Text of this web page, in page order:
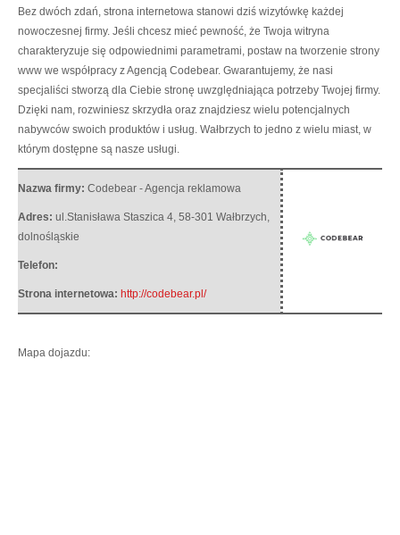
Bez dwóch zdań, strona internetowa stanowi dziś wizytówkę każdej
nowoczesnej firmy. Jeśli chcesz mieć pewność, że Twoja witryna
charakteryzuje się odpowiednimi parametrami, postaw na tworzenie strony
www we współpracy z Agencją Codebear. Gwarantujemy, że nasi
specjaliści stworzą dla Ciebie stronę uwzględniająca potrzeby Twojej firmy.
Dzięki nam, rozwiniesz skrzydła oraz znajdziesz wielu potencjalnych
nabywców swoich produktów i usług. Wałbrzych to jedno z wielu miast, w
którym dostępne są nasze usługi.
Nazwa firmy: Codebear - Agencja reklamowa
Adres: ul.Stanisława Staszica 4, 58-301 Wałbrzych,
dolnośląskie
Telefon:
Strona internetowa: http://codebear.pl/
Mapa dojazdu: